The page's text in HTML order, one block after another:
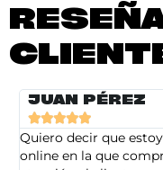
JUAN PÉREZ

Quiero decir que
online en la que